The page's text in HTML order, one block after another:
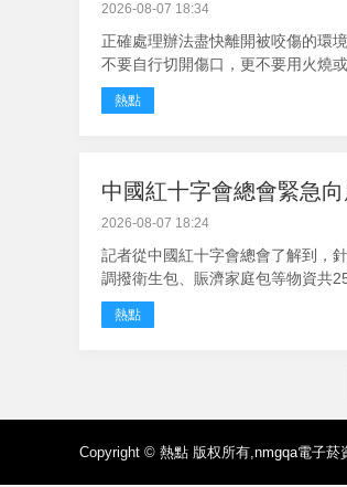
2026-08-07 18:34
正確處理辦法盡快離開被咬傷的環
不要自行切開傷口，更不要用火燒
熱點
中國紅十字會總會緊急
2026-08-07 18:24
記者從中國紅十字會總會了解到，
調撥衛生包、賑濟家庭包等物資共
熱點
Copyright © 熱點 版权所有,nmgqa電子菸